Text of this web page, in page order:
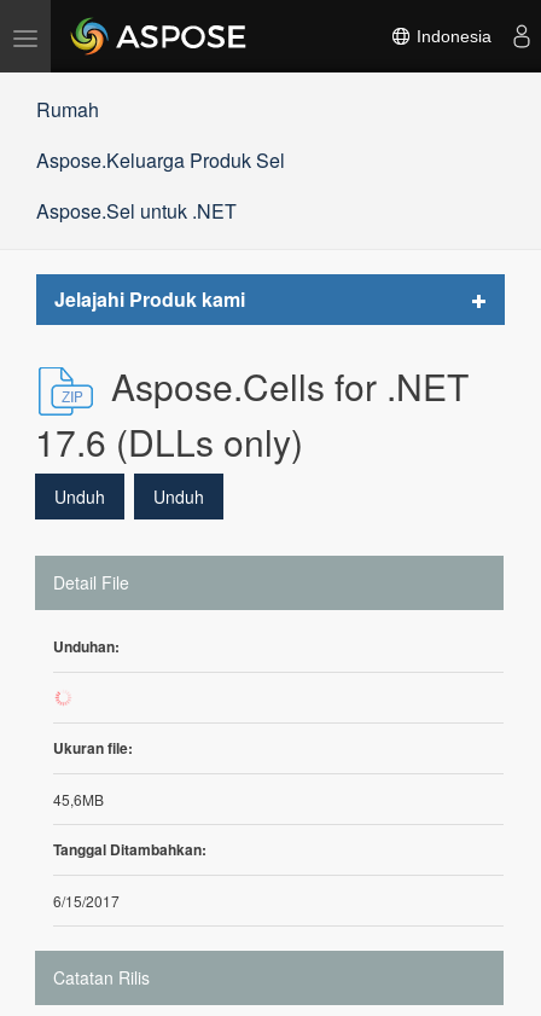
Alihkan
navigasi
Indonesia
Rumah
Aspose.Keluarga Produk Sel
Aspose.Sel untuk .NET
Jelajahi Produk kami
Toggle
Aspose.Cells for .NET
17.6 (DLLs only)
Unduh Unduh
Detail File
Unduhan:
331
Ukuran file:
45,6MB
Tanggal Ditambahkan:
6/15/2017
Catatan Rilis